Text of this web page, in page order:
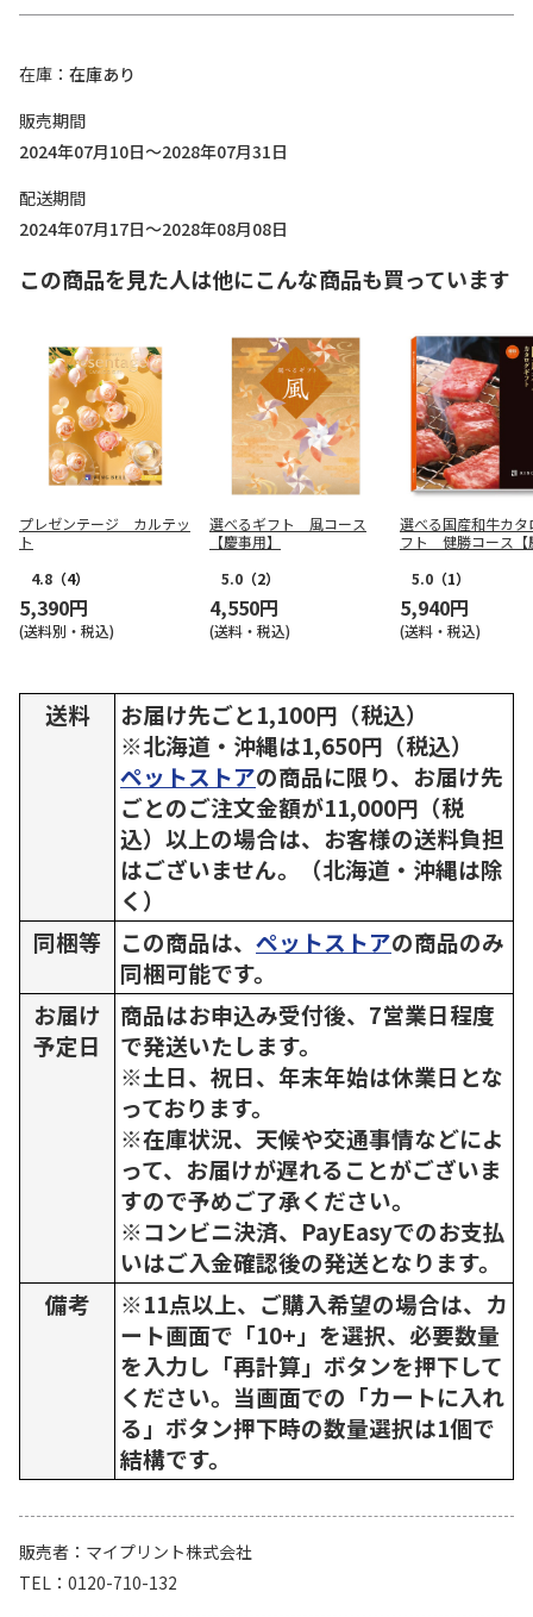
在庫
在庫あり
販売期間
2024年07月10日～2028年07月31日
配送期間
2024年07月17日～2028年08月08日
この商品を見た人は他にこんな商品も買っています
プレゼンテージ カルテッ
ト
4.8 （4）
5,390円
(送料別・税込)
選べるギフト 風コース
【慶事用】
5.0 （2）
4,550円
(送料・税込)
選べる国産和牛カタ
フト 健勝コース【
5.0 （1）
5,940円
(送料・税込)
送料
お届け先ごと1,100円（税込）
※北海道・沖縄は1,650円（税込）
ペットストアの商品に限り、お届け先
ごとのご注文金額が11,000円（税
込）以上の場合は、お客様の送料負担
はございません。（北海道・沖縄は除
く）
同梱等
この商品は、 ペットストアの商品のみ
同梱可能です。
お届け
予定日
商品はお申込み受付後、7営業日程度
で発送いたします。
※土日、祝日、年末年始は休業日とな
っております。
※在庫状況、天候や交通事情などによ
って、お届けが遅れることがございま
すので予めご了承ください。
※コンビニ決済、PayEasyでのお支払
いはご入金確認後の発送となります。
備考
※11点以上、ご購入希望の場合は、カ
ート画面で「10+」を選択、必要数量
を入力し「再計算」ボタンを押下して
ください。当画面での「カートに入れ
る」ボタン押下時の数量選択は1個で
結構です。
販売者
マイプリント株式会社
TEL
0120-710-132